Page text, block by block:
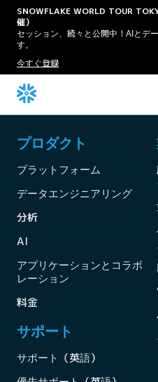
SNOWFLAKE WORLD TOUR
催）
セッション、続々と公開中！AIとデ
す。
今すぐ登録
プロダクト
プラットフォーム
データエンジニアリング
分析
AI
アプリケーションとコラボ
レーション
料金
サポート
サポート（英語）